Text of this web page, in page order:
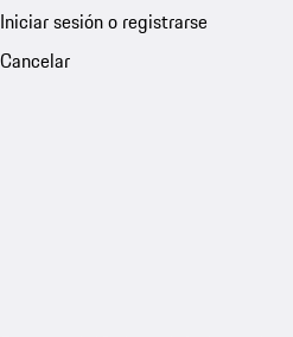
Iniciar sesión o registrarse
Cancelar